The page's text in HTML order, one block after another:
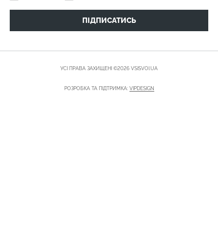
ПІДПИСАТИСЬ
УСІ ПРАВА ЗАХИЩЕНІ ©2026 VSISVOI.UA
РОЗРОБКА ТА ПІДТРИМКА: VIPDESIGN